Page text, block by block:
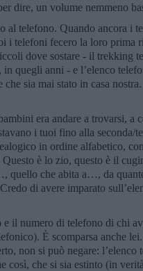
dire, un volume nemmeno
al telefono. Quando ancora i
i telefoni fecero la loro prima
dove sostare - il trekking
quegli anni - e l’elenco
sia mai stato in casa
era andare a trovarsi, a
i tuoi fino alla seconda/
in ordine alfabetico,
è lo zio, questo è il
quello che abita a…, da
di avere imparato
il numero di telefono di chi
È scomparsa anche
non si può negare: l’elenco
così, che si sia estinto (in